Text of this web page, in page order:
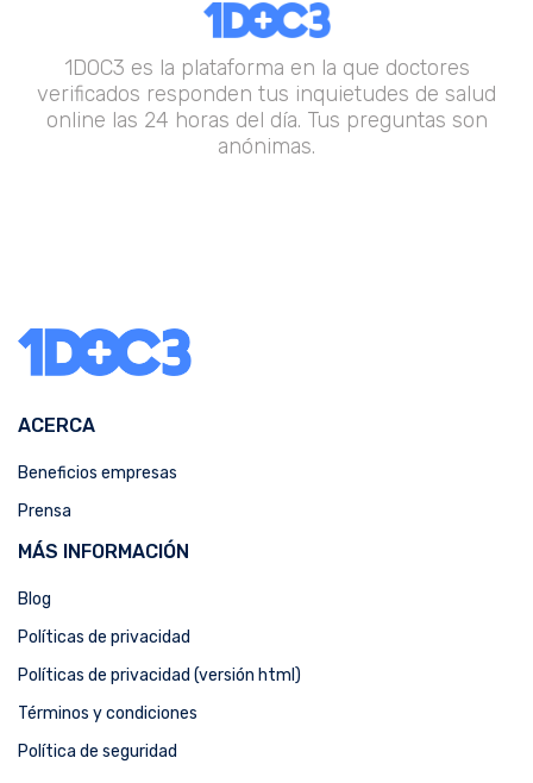
1DOC3 es la plataforma en la que doctores
verificados responden tus inquietudes de salud
online las 24 horas del día. Tus preguntas son
anónimas.
ACERCA
Beneficios empresas
Prensa
MÁS INFORMACIÓN
Blog
Políticas de privacidad
Políticas de privacidad (versión html)
Términos y condiciones
Política de seguridad